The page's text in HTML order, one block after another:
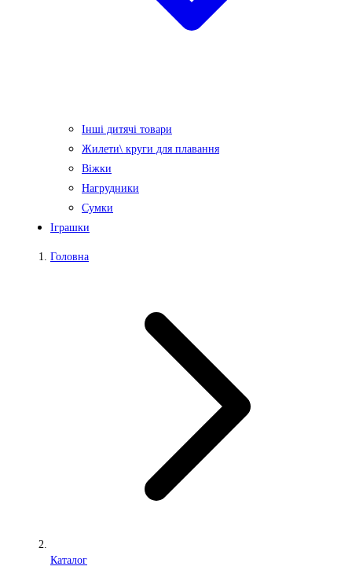
Інші дитячі товари
Жилети\ круги для плавання
Віжки
Нагрудники
Сумки
Іграшки
Головна
Каталог